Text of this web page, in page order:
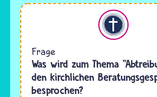
Christentum
Frage
Was wird zum Thema
den kirchlichen
besprochen?